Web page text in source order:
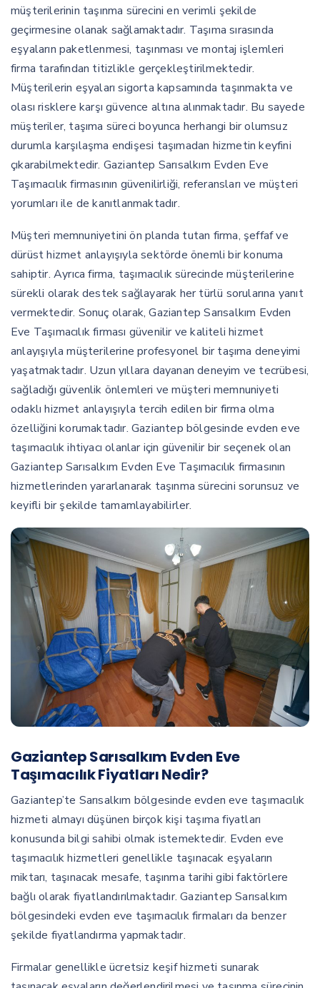
müşterilerinin taşınma sürecini en verimli şekilde
geçirmesine olanak sağlamaktadır. Taşıma sırasında
eşyaların paketlenmesi, taşınması ve montaj işlemleri
firma tarafından titizlikle gerçekleştirilmektedir.
Müşterilerin eşyaları sigorta kapsamında taşınmakta ve
olası risklere karşı güvence altına alınmaktadır. Bu sayede
müşteriler, taşıma süreci boyunca herhangi bir olumsuz
durumla karşılaşma endişesi taşımadan hizmetin keyfini
çıkarabilmektedir. Gaziantep Sarısalkım Evden Eve
Taşımacılık firmasının güvenilirliği, referansları ve müşteri
yorumları ile de kanıtlanmaktadır.
Müşteri memnuniyetini ön planda tutan firma, şeffaf ve
dürüst hizmet anlayışıyla sektörde önemli bir konuma
sahiptir. Ayrıca firma, taşımacılık sürecinde müşterilerine
sürekli olarak destek sağlayarak her türlü sorularına yanıt
vermektedir. Sonuç olarak, Gaziantep Sarısalkım Evden
Eve Taşımacılık firması güvenilir ve kaliteli hizmet
anlayışıyla müşterilerine profesyonel bir taşıma deneyimi
yaşatmaktadır. Uzun yıllara dayanan deneyim ve tecrübesi,
sağladığı güvenlik önlemleri ve müşteri memnuniyeti
odaklı hizmet anlayışıyla tercih edilen bir firma olma
özelliğini korumaktadır. Gaziantep bölgesinde evden eve
taşımacılık ihtiyacı olanlar için güvenilir bir seçenek olan
Gaziantep Sarısalkım Evden Eve Taşımacılık firmasının
hizmetlerinden yararlanarak taşınma sürecini sorunsuz ve
keyifli bir şekilde tamamlayabilirler.
Gaziantep Sarısalkım Evden Eve
Taşımacılık Fiyatları Nedir?
Gaziantep’te Sarısalkım bölgesinde evden eve taşımacılık
hizmeti almayı düşünen birçok kişi taşıma fiyatları
konusunda bilgi sahibi olmak istemektedir. Evden eve
taşımacılık hizmetleri genellikle taşınacak eşyaların
miktarı, taşınacak mesafe, taşınma tarihi gibi faktörlere
bağlı olarak fiyatlandırılmaktadır. Gaziantep Sarısalkım
bölgesindeki evden eve taşımacılık firmaları da benzer
şekilde fiyatlandırma yapmaktadır.
Firmalar genellikle ücretsiz keşif hizmeti sunarak